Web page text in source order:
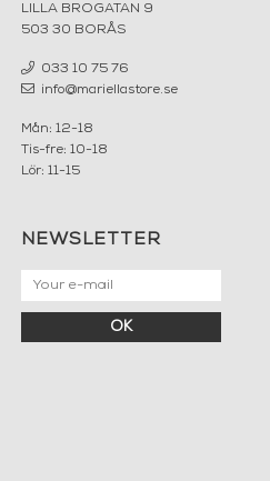
LILLA BROGATAN 9
503 30 BORÅS
033 10 75 76
info@mariellastore.se
Mån: 12-18
Tis-fre: 10-18
Lör: 11-15
NEWSLETTER
OK